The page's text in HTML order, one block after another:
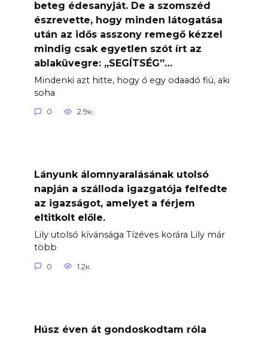
beteg édesanyját. De a szomszéd
észrevette, hogy minden látogatása
után az idős asszony remegő kézzel
mindig csak egyetlen szót írt az
ablaküvegre: „SEGÍTSÉG”…
Mindenki azt hitte, hogy ő egy odaadó fiú, aki
soha
0 2.9к.
Lányunk álomnyaralásának utolsó
napján a szálloda igazgatója felfedte
az igazságot, amelyet a férjem
eltitkolt előle.
Lily utolsó kívánsága Tízéves korára Lily már
több
0 1.2к.
Húsz éven át gondoskodtam róla